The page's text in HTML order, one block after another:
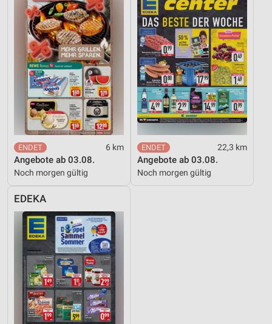
6 km
Angebote ab 03.08.
Noch morgen gültig
22,3 km
Angebote ab 03.08.
Noch morgen gültig
EDEKA